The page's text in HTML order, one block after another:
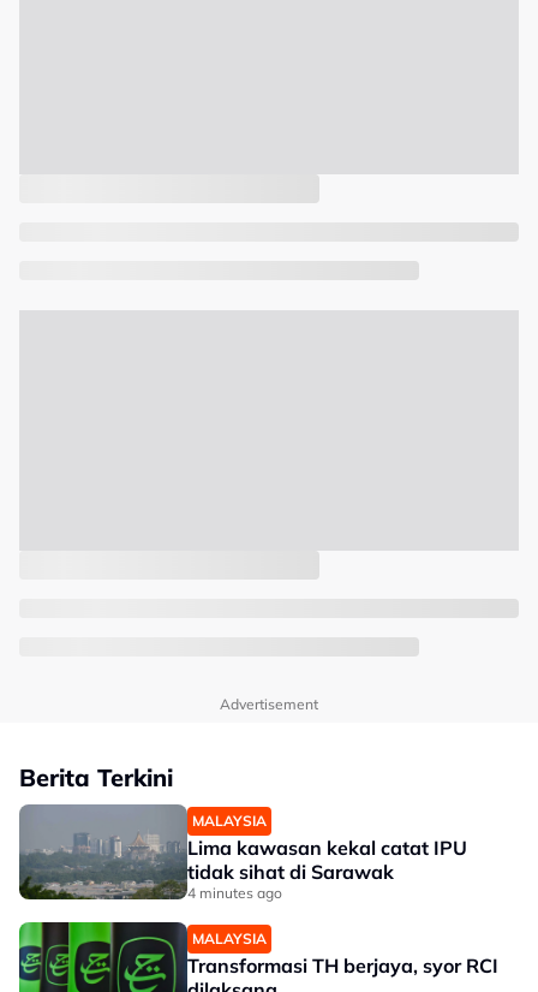
Advertisement
Berita Terkini
MALAYSIA
Lima kawasan kekal catat IPU
tidak sihat di Sarawak
4 minutes ago
MALAYSIA
Transformasi TH berjaya, syor RCI